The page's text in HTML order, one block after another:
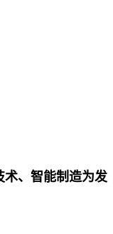
术、智能制造为发